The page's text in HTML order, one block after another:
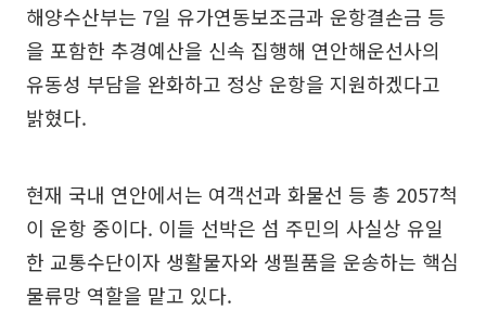
해양수산부는 7일 유가연동보조금과 운항결손금 등
을 포함한 추경예산을 신속 집행해 연안해운선사의
유동성 부담을 완화하고 정상 운항을 지원하겠다고
밝혔다.
현재 국내 연안에서는 여객선과 화물선 등 총 2057척
이 운항 중이다. 이들 선박은 섬 주민의 사실상 유일
한 교통수단이자 생활물자와 생필품을 운송하는 핵심
물류망 역할을 맡고 있다.